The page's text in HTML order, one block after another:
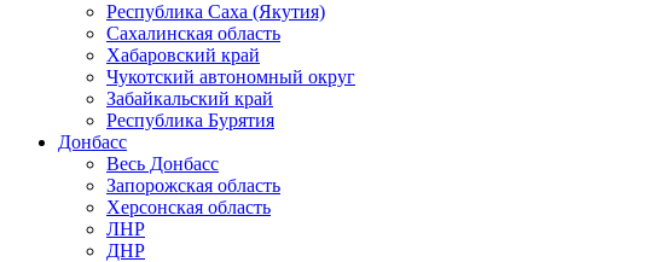
Республика Саха (Якутия)
Сахалинская область
Хабаровский край
Чукотский автономный округ
Забайкальский край
Республика Бурятия
Донбасс
Весь Донбасс
Запорожская область
Херсонская область
ЛНР
ДНР